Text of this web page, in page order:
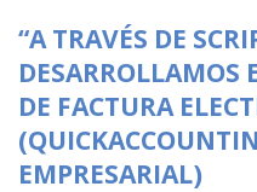
“A TRAVÉS DE
DESARROLLAMOS
DE FACTURA
EMPRESARIAL)